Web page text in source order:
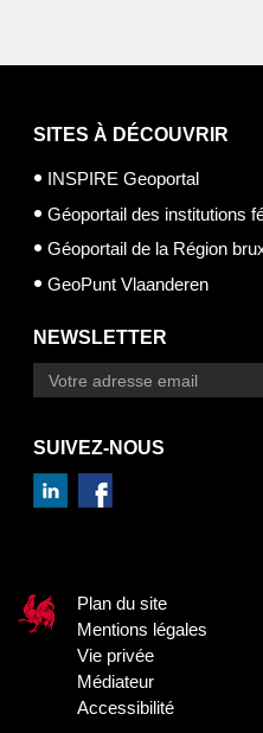
SITES À DÉCOUVRIR
INSPIRE Geoportal
Géoportail des institutions
Géoportail de la Région
GeoPunt Vlaanderen
NEWSLETTER
SUIVEZ-NOUS
Plan du site
Mentions légales
Vie privée
Médiateur
Accessibilité